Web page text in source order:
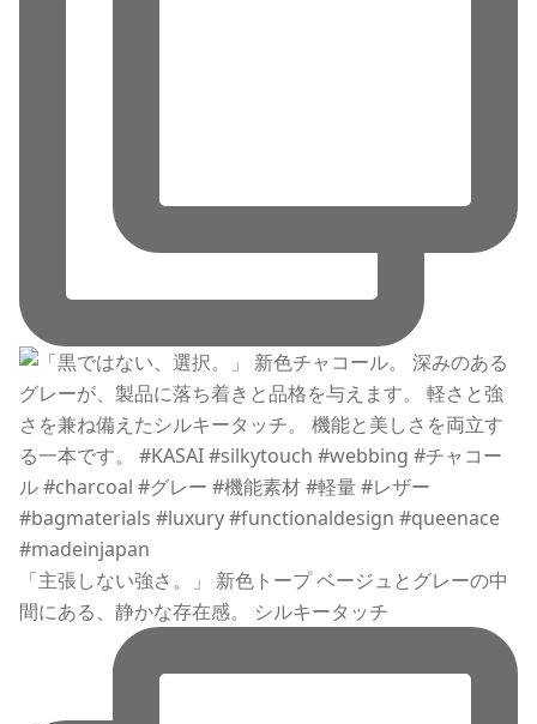
「主張しない強さ。」 新色トープ ベージュとグレーの中
間にある、静かな存在感。 シルキータッチ